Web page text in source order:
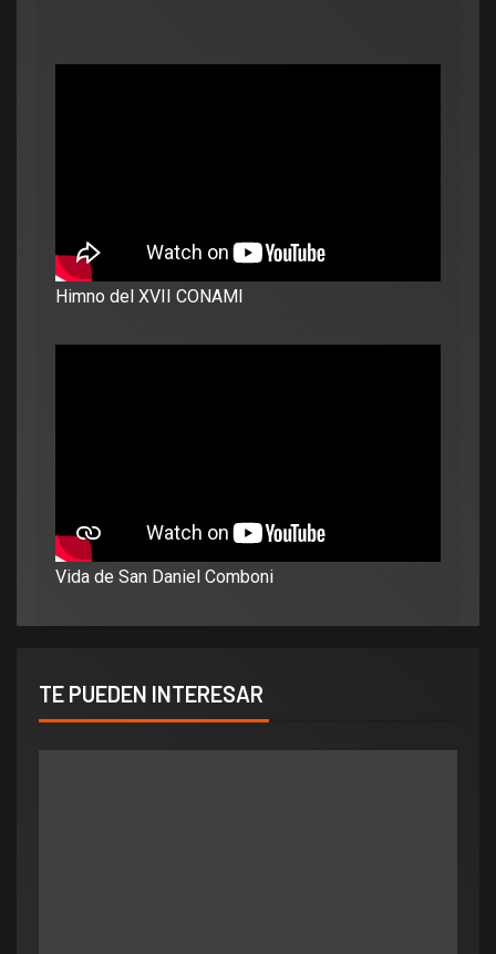
Himno del XVII CONAMI
Vida de San Daniel Comboni
TE PUEDEN INTERESAR